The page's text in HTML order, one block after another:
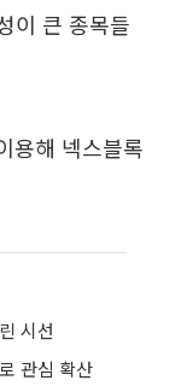
이 큰 종목들
용해 넥스블록
시선
관심 확산